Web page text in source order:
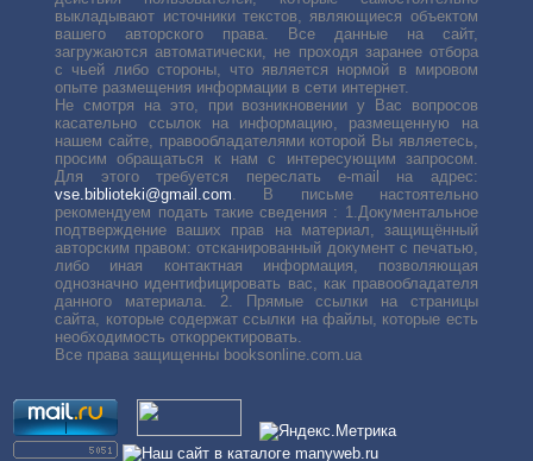
выкладывают источники текстов, являющиеся объектом
вашего авторского права. Все данные на сайт,
загружаются автоматически, не проходя заранее отбора
с чьей либо стороны, что является нормой в мировом
опыте размещения информации в сети интернет.
Не смотря на это, при возникновении у Вас вопросов
касательно ссылок на информацию, размещенную на
нашем сайте, правообладателями которой Вы являетесь,
просим обращаться к нам с интересующим запросом.
Для этого требуется переслать е-mail на адрес:
vse.biblioteki@gmail.com. В письме настоятельно
рекомендуем подать такие сведения : 1.Документальное
подтверждение ваших прав на материал, защищённый
авторским правом: отсканированный документ с печатью,
либо иная контактная информация, позволяющая
однозначно идентифицировать вас, как правообладателя
данного материала. 2. Прямые ссылки на страницы
сайта, которые содержат ссылки на файлы, которые есть
необходимость откорректировать.
Все права защищенны booksonline.com.ua